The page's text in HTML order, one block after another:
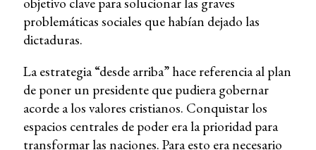
problemáticas sociales que habían dejado las
dictaduras.
La estrategia “desde arriba” hace referencia al plan
de poner un presidente que pudiera gobernar
acorde a los valores cristianos. Conquistar los
espacios centrales de poder era la prioridad para
transformar las naciones. Para esto era necesario